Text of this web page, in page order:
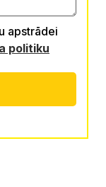
apstrādei
politiku